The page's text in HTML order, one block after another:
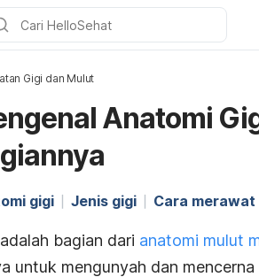
Gigi dan Mulut
Anatomi
gigi Jenis gigi Cara merawat
bagian dari anatomi mulut
untuk mengunyah dan